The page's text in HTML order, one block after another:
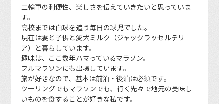
二輪車の利便性、楽しさを伝えていきたいと思っていま
す。
高校までは白球を追う毎日の球児でした。
現在は妻と子供と愛犬ミルク（ジャックラッセルテリ
ア）と暮らしています。
趣味は、ここ数年ハマっているマラソン。
フルマラソンにも出場しています。
旅が好きなので、基本は前泊・後泊は必須です。
ツーリングでもマラソンでも、行く先々で地元の美味し
いものを食することが好きな私です。